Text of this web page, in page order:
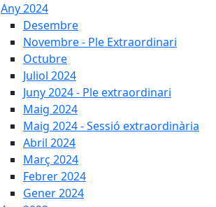
Any 2024
Desembre
Novembre - Ple Extraordinari
Octubre
Juliol 2024
Juny 2024 - Ple extraordinari
Maig 2024
Maig 2024 - Sessió extraordinària
Abril 2024
Març 2024
Febrer 2024
Gener 2024